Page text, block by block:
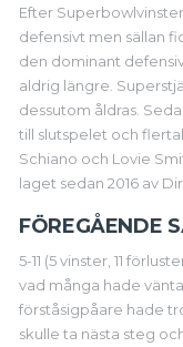
Efter
defensivt men sällan
den dominant
aldrig längre.
dessutom åldras.
till slutspelet och
Schiano och Lovie
laget sedan 2016 av
FÖREGÅENDE
5-11 (5 vinster, 11
vad många hade
förståsigpåare hade
skulle ta nästa steg